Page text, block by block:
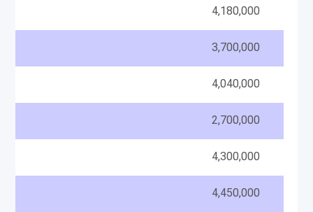
4,180,000
3,700,000
4,040,000
2,700,000
4,300,000
4,450,000